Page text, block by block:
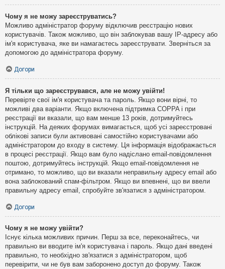
Чому я не можу зареєструватись?
Можливо адміністратор форуму відключив реєстрацію нових
користувачів. Також можливо, що він заблокував вашу IP-адресу або
ім'я користувача, яке ви намагаєтесь зареєструвати. Зверніться за
допомогою до адміністратора форуму.
Догори
Я тільки що зареєструвався, але не можу увійти!
Перевірте свої ім'я користувача та пароль. Якщо вони вірні, то
можливі два варіанти. Якщо включена підтримка COPPA і при
реєстрації ви вказали, що вам менше 13 років, дотримуйтесь
інструкцій. На деяких форумах вимагається, щоб усі зареєстровані
облікові записи були активовані самостійно користувачами або
адміністратором до входу в систему. Ця інформація відображається
в процесі реєстрації. Якщо вам було надіслано email-повідомлення
поштою, дотримуйтесь інструкцій. Якщо email-повідомлення не
отримано, то можливо, що ви вказали неправильну адресу email або
вона заблокований спам-фільтром. Якщо ви впевнені, що ви ввели
правильну адресу email, спробуйте зв'язатися з адміністратором.
Догори
Чому я не можу увійти?
Існує кілька можливих причин. Перш за все, переконайтесь, чи
правильно ви вводите ім'я користувача і пароль. Якщо дані введені
правильно, то необхідно зв'язатися з адміністратором, щоб
перевірити, чи не був вам заборонено доступ до форуму. Також